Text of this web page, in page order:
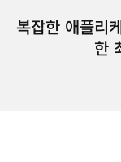
복잡한 애플리
한